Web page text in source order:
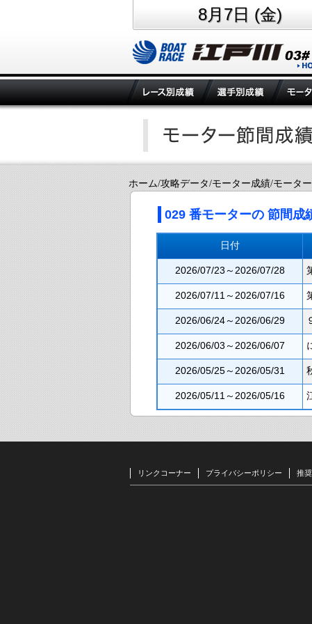
8月7日 (金)
ホーム/攻略データ/モーター成績/モータ
029番モーターの 節間成
日付
2026/07/23～2026/07/28
2026/07/11～2026/07/16
2026/06/24～2026/06/29
2026/06/03～2026/06/07
2026/05/25～2026/05/31
2026/05/11～2026/05/16
リンクコーナー プライバシーポリシー 推